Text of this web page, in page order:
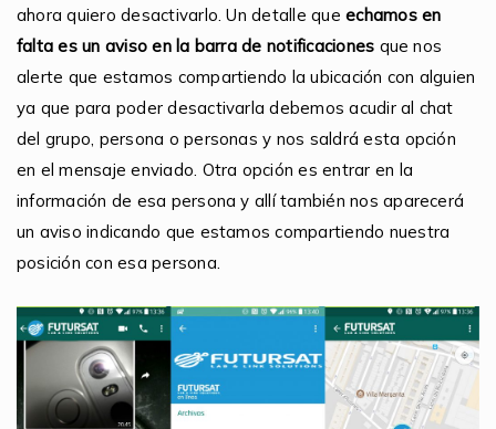
ahora quiero desactivarlo. Un detalle queechamos en
falta es un aviso en la barra de notificaciones que nos
alerte que estamos compartiendo la ubicación con alguien
ya que para poder desactivarla debemos acudir al chat
del grupo, persona o personas y nos saldrá esta opción
en el mensaje enviado. Otra opción es entrar en la
información de esa persona y allí también nos aparecerá
un aviso indicando que estamos compartiendo nuestra
posición con esa persona.